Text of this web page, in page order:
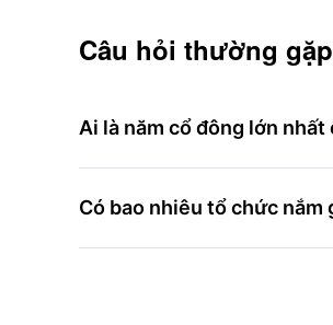
Câu hỏi thường gặp
Ai là năm cổ đông lớn
Có bao nhiêu tổ chức nắm